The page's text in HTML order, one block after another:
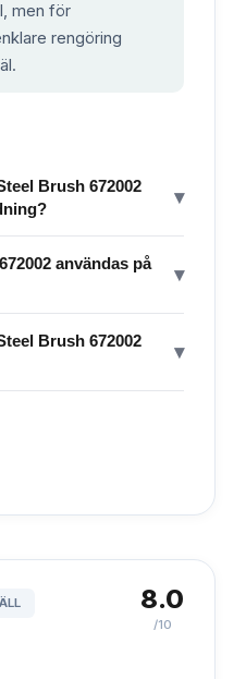
men för
rengöring
Brush 672002
▾
användas på
▾
Brush 672002
▾
8.0
/10